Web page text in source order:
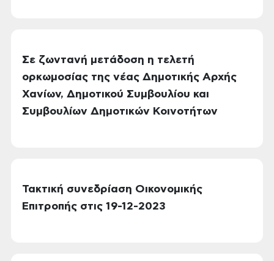
Σε ζωντανή μετάδοση η τελετή
ορκωμοσίας της νέας Δημοτικής Αρχής
Χανίων, Δημοτικού Συμβουλίου και
Συμβουλίων Δημοτικών Κοινοτήτων
Τακτική συνεδρίαση Οικονομικής
Επιτροπής στις 19-12-2023